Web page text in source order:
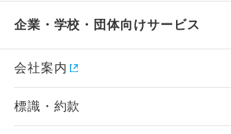
企業・学校・団体向けサービス
会社案内
標識・約款